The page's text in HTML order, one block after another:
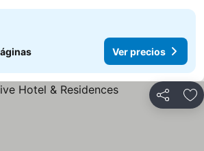
Ver precios
Compartir